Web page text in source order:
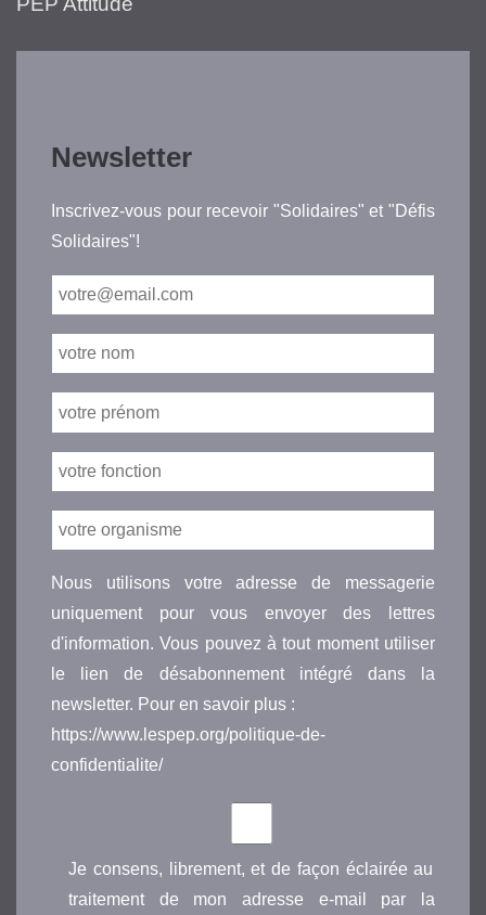
Newsletter
Inscrivez-vous pour recevoir "Solidaires" et "Défis
Solidaires"!
Nous utilisons votre adresse de messagerie
uniquement pour vous envoyer des lettres
d'information. Vous pouvez à tout moment utiliser
le lien de désabonnement intégré dans la
newsletter. Pour en savoir plus :
https://www.lespep.org/politique-de-
confidentialite/
Je consens, librement, et de façon éclairée au
traitement de mon adresse e-mail par la